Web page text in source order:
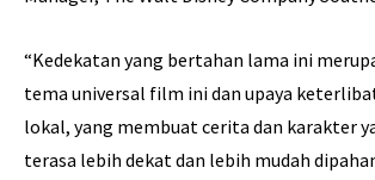
“Kedekatan yang bertahan lama ini
tema universal film ini dan upaya
lokal, yang membuat cerita dan karakter
terasa lebih dekat dan lebih mudah